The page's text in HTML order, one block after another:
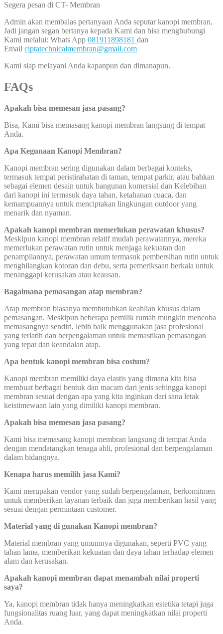
Segera pesan di CT- Membran
Admin akan membalas pertanyaan Anda seputar kanopi membran,
Jadi jangan segan bertanya kepada Kami dan bisa menghubungi
Kami melalui: Whats App 081911898181 dan
Email ciptatechnicalmembran@gmail.com
Kami siap melayani Anda kapanpun dan dimanapun.
FAQs
Apakah bisa memesan jasa pasang?
Bisa, Kami bisa memasang kanopi membran langsung di tempat
Anda.
Apa Kegunaan Kanopi Membran?
Kanopi membran sering digunakan dalam berbagai konteks,
termasuk tempat peristirahatan di taman, tempat parkir, atau bahkan
sebagai elemen desain untuk bangunan komersial dan Kelebihan
dari kanopi ini termasuk daya tahan, ketahanan cuaca, dan
kemampuannya untuk menciptakan lingkungan outdoor yang
menarik dan nyaman.
Apakah kanopi membran memerlukan perawatan khusus?
Meskipun kanopi membran relatif mudah perawatannya, mereka
memerlukan perawatan rutin untuk menjaga kekuatan dan
penampilannya, perawatan umum termasuk pembersihan rutin untuk
menghilangkan kotoran dan debu, serta pemeriksaan berkala untuk
menanggapi kerusakan atau keausan.
Bagaimana pemasangan atap membran?
Atap membran biasanya membutuhkan keahlian khusus dalam
pemasangan. Meskipun beberapa pemilik rumah mungkin mencoba
memasangnya sendiri, lebih baik menggunakan jasa profesional
yang terlatih dan berpengalaman untuk memastikan pemasangan
yang tepat dan keandalan atap.
Apa bentuk kanopi membran bisa costum?
Kanopi membran memiliki daya elastis yang dimana kita bisa
membuat berbagai bentuk dan macam dari jenis sehingga kanopi
membran sesuai dengan apa yang kita inginkan dari sana letak
keistimewaan lain yang dimiliki kanopi membran.
Apakah bisa memesan jasa pasang?
Kami bisa memasang kanopi membran langsung di tempat Anda
dengan mendatangkan tenaga ahli, profesional dan berpengalaman
dalam bidangnya.
Kenapa harus memilih jasa Kami?
Kami merupakan vendor yang sudah berpengalaman, berkomitmen
untuk memberikan layanan terbaik dan juga memberikan hasil yang
sesuai dengan permintaan customer.
Material yang di gunakan Kanopi membran?
Material membran yang umumnya digunakan, seperti PVC yang
tahan lama, memberikan kekuatan dan daya tahan terhadap elemen
alam dan kerusakan.
Apakah kanopi membran dapat menambah nilai properti
saya?
Ya, kanopi membran tidak hanya meningkatkan estetika tetapi juga
fungsionalitas ruang luar, yang dapat meningkatkan nilai properti
Anda.